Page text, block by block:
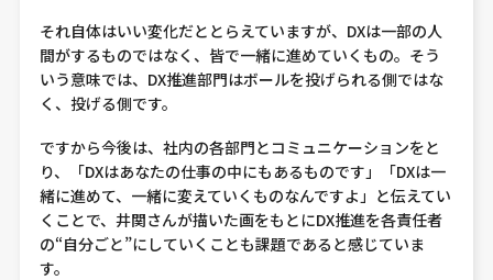
それ自体はいい変化だととらえていますが、DXは一部の人
間がするものではなく、皆で一緒に進めていくもの。そう
いう意味では、DX推進部門はボールを投げられる側ではな
く、投げる側です。
ですから今後は、社内の各部門とコミュニケーションをと
り、「DXはあなたの仕事の中にもあるものです」「DXは一
緒に進めて、一緒に変えていくものなんですよ」と伝えてい
くことで、井関さんが描いた画をもとにDX推進を各責任者
の“自分ごと”にしていくことも課題であると感じていま
す。